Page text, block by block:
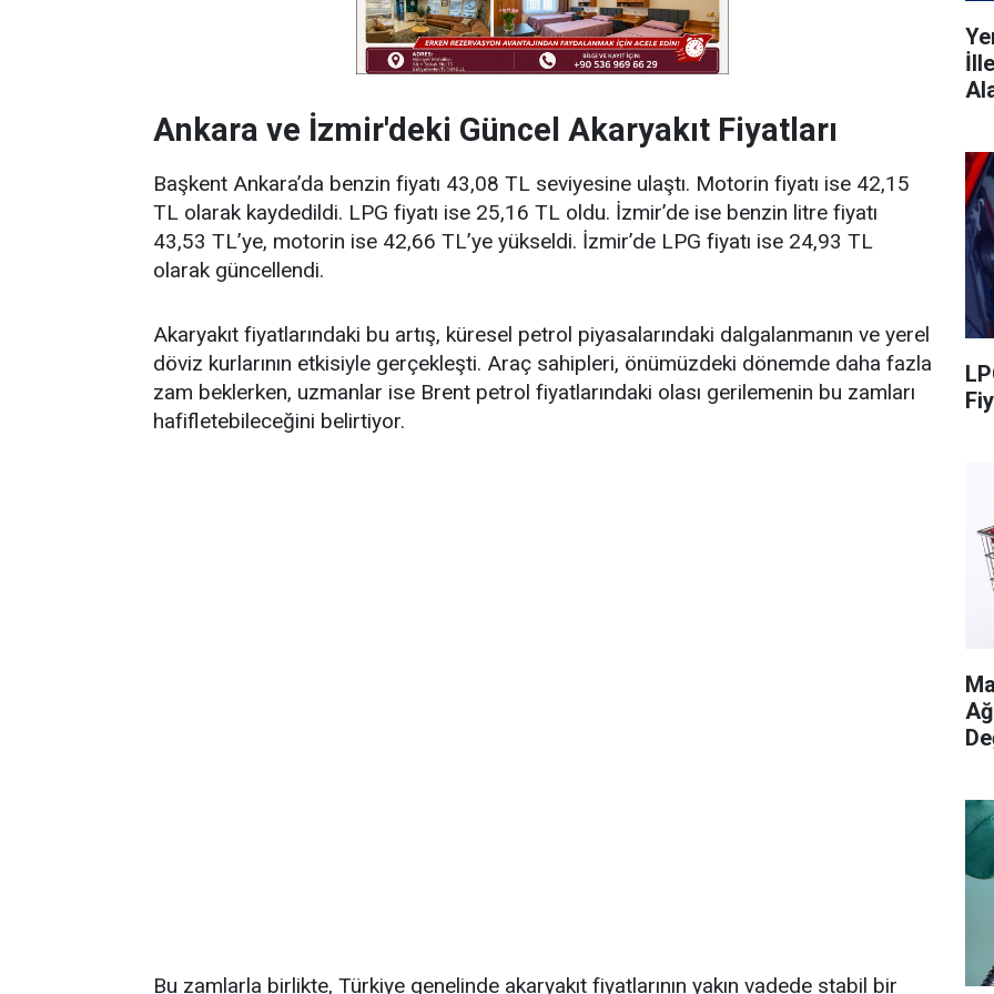
Ankara ve İzmir'deki Güncel Akaryakıt Fiyatları
Başkent Ankara’da benzin fiyatı 43,08 TL seviyesine ulaştı. Motorin fiyatı ise 42,15
TL olarak kaydedildi. LPG fiyatı ise 25,16 TL oldu. İzmir’de ise benzin litre fiyatı
43,53 TL’ye, motorin ise 42,66 TL’ye yükseldi. İzmir’de LPG fiyatı ise 24,93 TL
olarak güncellendi.
Akaryakıt fiyatlarındaki bu artış, küresel petrol piyasalarındaki dalgalanmanın ve yerel
döviz kurlarının etkisiyle gerçekleşti. Araç sahipleri, önümüzdeki dönemde daha fazla
zam beklerken, uzmanlar ise Brent petrol fiyatlarındaki olası gerilemenin bu zamları
hafifletebileceğini belirtiyor.
Bu zamlarla birlikte, Türkiye genelinde akaryakıt fiyatlarının yakın vadede stabil bir